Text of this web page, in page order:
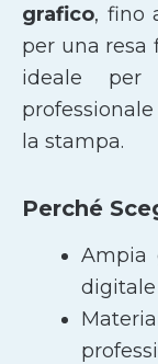
grafico, fino
per una resa
ideale
la stampa.
Perché
Ampia
digitale